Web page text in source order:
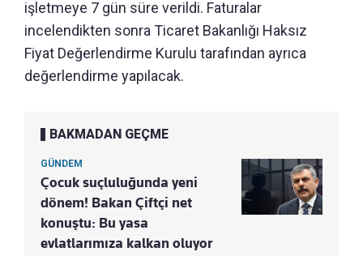
işletmeye 7 gün süre verildi. Faturalar
incelendikten sonra Ticaret Bakanlığı Haksız
Fiyat Değerlendirme Kurulu tarafından ayrıca
değerlendirme yapılacak.
BAKMADAN GEÇME
GÜNDEM
Çocuk suçluluğunda yeni
dönem! Bakan Çiftçi net
konuştu: Bu yasa
evlatlarımıza kalkan oluyor